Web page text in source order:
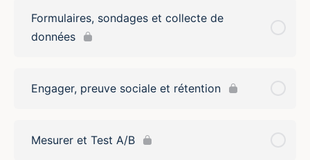
Formulaires, sondages et collecte de
données
Engager, preuve sociale et rétention
Mesurer et Test A/B